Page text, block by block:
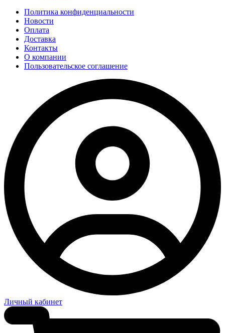
Политика конфиденциальности
Новости
Оплата
Доставка
Контакты
О компании
Пользовательское соглашение
Личный кабинет